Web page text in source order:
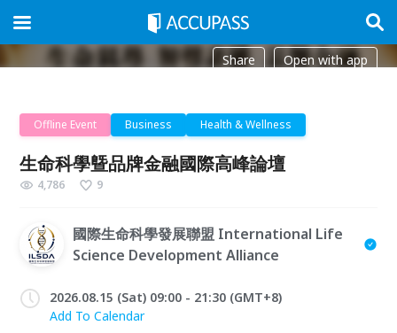
Share Open with app
Offline Event Business Health & Wellness
生命科學曁品牌金融國際高峰論壇
4,786 9
國際生命科學發展聯盟 International Life
Science Development Alliance
2026.08.15 (Sat) 09:00 - 21:30 (GMT+8)
Add To Calendar